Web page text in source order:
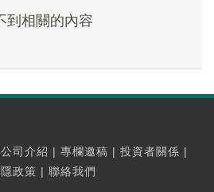
到相關的內容
公司介紹 | 專欄邀稿 | 投資者關係 |
政策 | 聯絡我們